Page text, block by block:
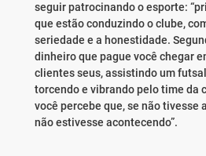
seguir patrocinando o esporte:
que estão conduzindo o clube,
seriedade e a honestidade.
dinheiro que pague você chegar
clientes seus, assistindo um
torcendo e vibrando pelo time da
você percebe que, se não tivesse
não estivesse acontecendo”.